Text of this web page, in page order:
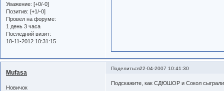
Уважение: [+0/-0]
Позитив: [+1/-0]
Провел на форуме:
1 день 3 часа
Последний визит:
18-11-2012 10:31:15
Поделиться22-04-2007 10:41:30
Mufasa
Новичок
Подскажите, как СДЮШОР и Сокол